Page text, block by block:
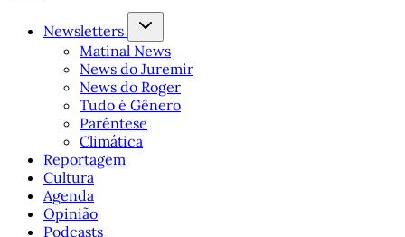
Newsletters
Matinal News
News do Juremir
News do Roger
Tudo é Gênero
Parêntese
Climática
Reportagem
Cultura
Agenda
Opinião
Podcasts